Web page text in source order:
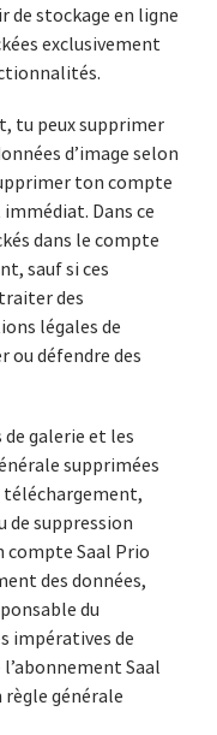
de stockage en ligne
exclusivement
tu peux supprimer
d’image selon
ton compte
Dans ce
dans le compte
sauf si ces
des
légales de
ou défendre des
de galerie et les
supprimées
téléchargement,
de suppression
compte Saal Prio
des données,
du
impératives de
Saal
générale